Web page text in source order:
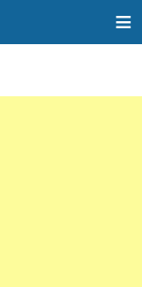
≡